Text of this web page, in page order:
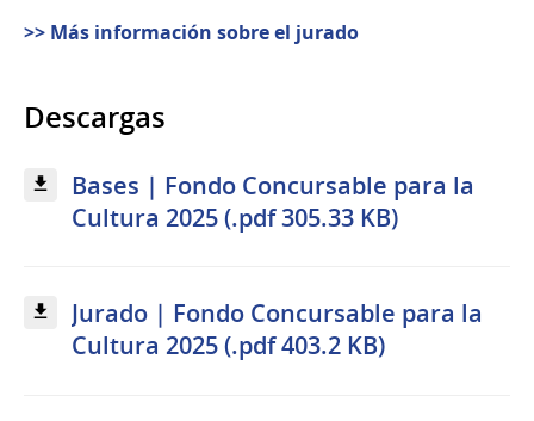
>> Más información sobre el jurado
Descargas
Bases | Fondo Concursable para la
Cultura 2025 (.pdf 305.33 KB)
Jurado | Fondo Concursable para la
Cultura 2025 (.pdf 403.2 KB)